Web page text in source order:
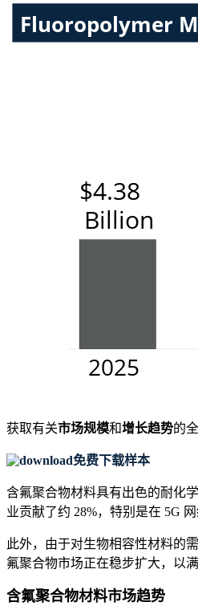
获取有关市场规模和增长趋势的
免费下载样本
含氟聚合物材料具有出色的耐化
业贡献了约 28%，特别是在 5G
此外，由于对生物相容性材料的
氟聚合物市场正在稳步扩大，以
含氟聚合物材料市场趋势